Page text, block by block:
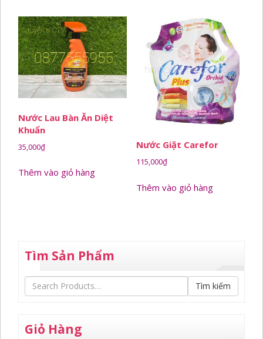
Nước Lau Bàn Ăn Diệt
Khuẩn
35,000₫
Thêm vào giỏ hàng
Nước Giặt Carefor
115,000₫
Thêm vào giỏ hàng
Tìm Sản Phẩm
Tìm kiếm
Giỏ Hàng